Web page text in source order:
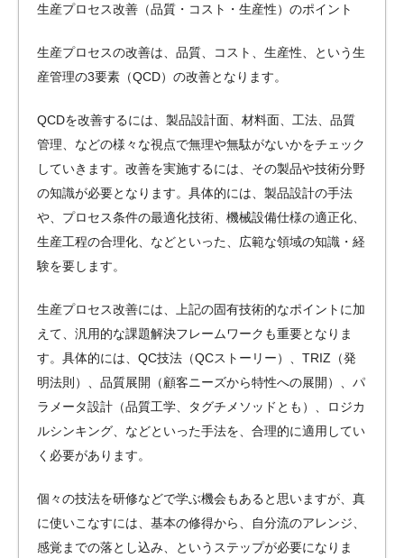
生産プロセス改善（品質・コスト・生産性）のポイント
生産プロセスの改善は、品質、コスト、生産性、という生
産管理の3要素（QCD）の改善となります。
QCDを改善するには、製品設計面、材料面、工法、品質
管理、などの様々な視点で無理や無駄がないかをチェック
していきます。改善を実施するには、その製品や技術分野
の知識が必要となります。具体的には、製品設計の手法
や、プロセス条件の最適化技術、機械設備仕様の適正化、
生産工程の合理化、などといった、広範な領域の知識・経
験を要します。
生産プロセス改善には、上記の固有技術的なポイントに加
えて、汎用的な課題解決フレームワークも重要となりま
す。具体的には、QC技法（QCストーリー）、TRIZ（発
明法則）、品質展開（顧客ニーズから特性への展開）、パ
ラメータ設計（品質工学、タグチメソッドとも）、ロジカ
ルシンキング、などといった手法を、合理的に適用してい
く必要があります。
個々の技法を研修などで学ぶ機会もあると思いますが、真
に使いこなすには、基本の修得から、自分流のアレンジ、
感覚までの落とし込み、というステップが必要になりま